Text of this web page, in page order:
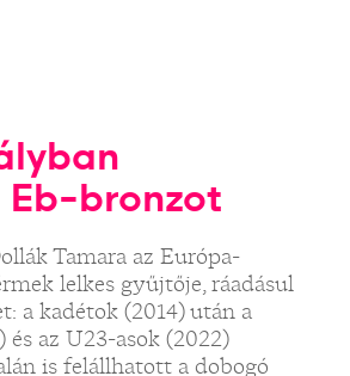
Eb-bronzot
Tamara az Európa-
lelkes gyűjtője, ráadásul
a kadétok (2014) után a
az U23-asok (2022)
is felállhatott a dobogó